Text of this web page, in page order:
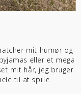
mit humør og
eller et mega
mit hår, jeg bruger
til at spille.